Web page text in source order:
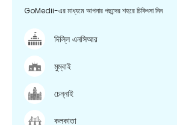
GoMedii-এর মাধ্যমে আপনার পছন্দের শহরে চিকিৎসা নিন
দিল্লি এনসিআর
মুম্বাই
চেন্নাই
কলকাতা